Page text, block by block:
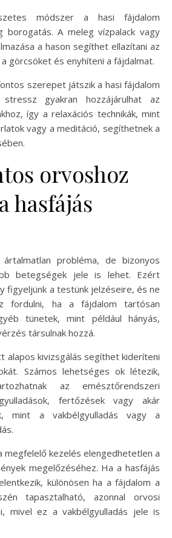
módszer a hasi fájdalom
borogatás. A meleg vízpalack vagy
a hason segíthet ellazítani az
görcsöket és enyhíteni a fájdalmat.
szerepet játszik a hasi fájdalom
gyakran hozzájárulhat az
így a relaxációs technikák, mint
vagy a meditáció, segíthetnek a
orvoshoz
hasfájás
probléma, de bizonyos
betegségek jele is lehet. Ezért
figyeljünk a testünk jelzéseire, és ne
fordulni, ha a fájdalom tartósan
tünetek, mint például hányás,
társulnak hozzá.
alapos kivizsgálás segíthet kideríteni
Számos lehetséges ok létezik,
az emésztőrendszeri
fertőzések vagy akár
mint a vakbélgyulladás vagy a
megfelelő kezelés elengedhetetlen a
megelőzéséhez. Ha a hasfájás
különösen ha a fájdalom a
tapasztalható, azonnal orvosi
mivel ez a vakbélgyulladás jele is